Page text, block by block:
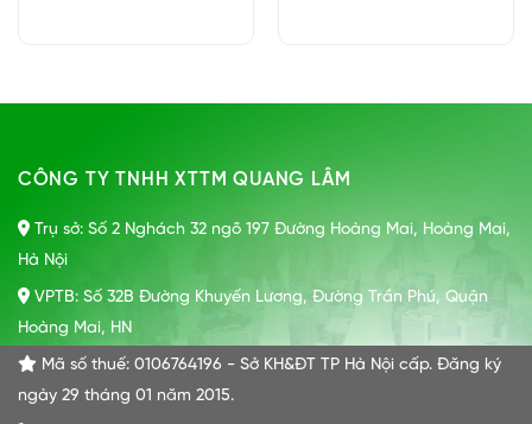
CÔNG TY TNHH XTTM QUANG LÂM
Trụ sở: Số 2 Nghách 32 ngõ 197 Đường Hoàng Mai, Hoàng Mai,
Hà Nội
VPTB: Số 32B Đường Khuyến Lương, Đường Trần Phú, Quận
Hoàng Mai, HN
Mã số thuế: 0106764196 - Sở KH&ĐT TP Hà Nội cấp. Đăng ký
ngày 29 tháng 01 năm 2015.